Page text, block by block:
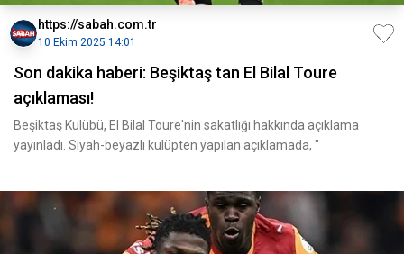
https://sabah.com.tr
10 Ekim 2025 14:01
Son dakika haberi: Beşiktaş tan El Bilal Toure
açıklaması!
Beşiktaş Kulübü, El Bilal Toure'nin sakatlığı hakkında açıklama
yayınladı. Siyah-beyazlı kulüpten yapılan açıklamada, "